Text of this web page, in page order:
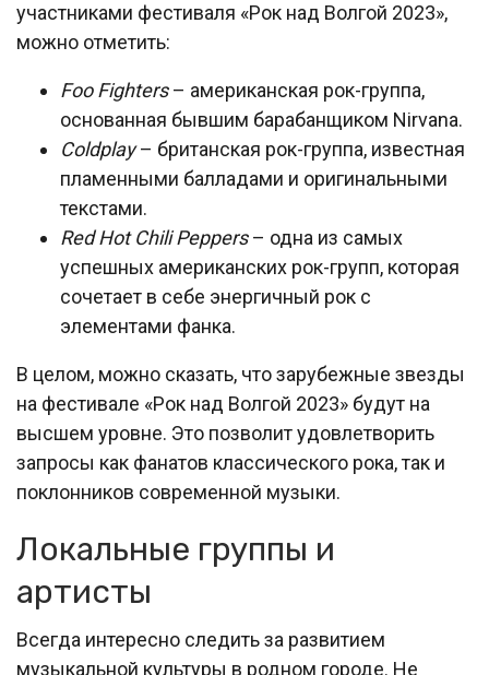
участниками фестиваля «Рок над Волгой 2023»,
можно отметить:
Foo Fighters– американская рок-группа,
основанная бывшим барабанщиком Nirvana.
Coldplay– британская рок-группа, известная
пламенными балладами и оригинальными
текстами.
Red Hot Chili Peppers– одна из самых
успешных американских рок-групп, которая
сочетает в себе энергичный рок с
элементами фанка.
В целом, можно сказать, что зарубежные звезды
на фестивале «Рок над Волгой 2023» будут на
высшем уровне. Это позволит удовлетворить
запросы как фанатов классического рока, так и
поклонников современной музыки.
Локальные группы и
артисты
Всегда интересно следить за развитием
музыкальной культуры в родном городе. Не